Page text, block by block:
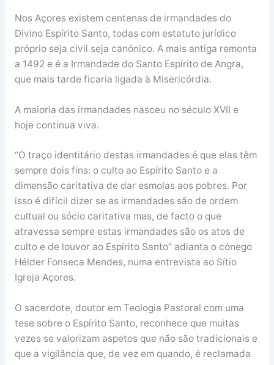
Nos Açores existem centenas de irmandades do
Divino Espírito Santo, todas com estatuto jurídico
próprio seja civil seja canónico. A mais antiga remonta
a 1492 e é a Irmandade do Santo Espírito de Angra,
que mais tarde ficaria ligada à Misericórdia.
A maioria das irmandades nasceu no século XVII e
hoje continua viva.
“O traço identitário destas irmandades é que elas têm
sempre dois fins: o culto ao Espírito Santo e a
dimensão caritativa de dar esmolas aos pobres. Por
isso é difícil dizer se as irmandades são de ordem
cultual ou sócio caritativa mas, de facto o que
atravessa sempre estas irmandades são os atos de
culto e de louvor ao Espírito Santo” adianta o cónego
Hélder Fonseca Mendes, numa entrevista ao Sítio
Igreja Açores.
O sacerdote, doutor em Teologia Pastoral com uma
tese sobre o Espírito Santo, reconhece que muitas
vezes se valorizam aspetos que não são tradicionais e
que a vigilância que, de vez em quando, é reclamada